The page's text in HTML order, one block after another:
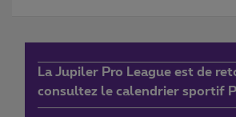
La Jupiler Pro League est de
consultez le calendrier sportif